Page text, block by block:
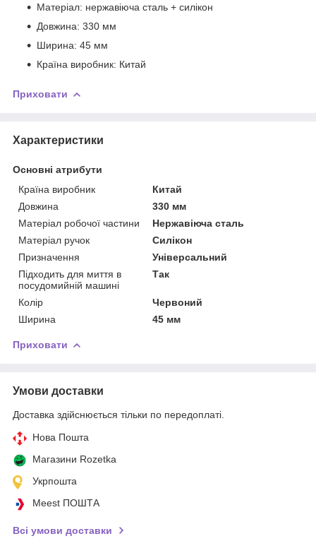
Матеріал: нержавіюча сталь + силікон
Довжина: 330 мм
Ширина: 45 мм
Країна виробник: Китай
Приховати
Характеристики
Основні атрибути
Країна виробник
Китай
Довжина
330 мм
Матеріал робочої частини
Нержавіюча сталь
Матеріал ручок
Силікон
Призначення
Універсальний
Підходить для миття в
посудомийній машині
Так
Колір
Червоний
Ширина
45 мм
Приховати
Умови доставки
Доставка здійснюється тільки по передоплаті.
Нова Пошта
Магазини Rozetka
Укрпошта
Meest ПОШТА
Всі умови доставки